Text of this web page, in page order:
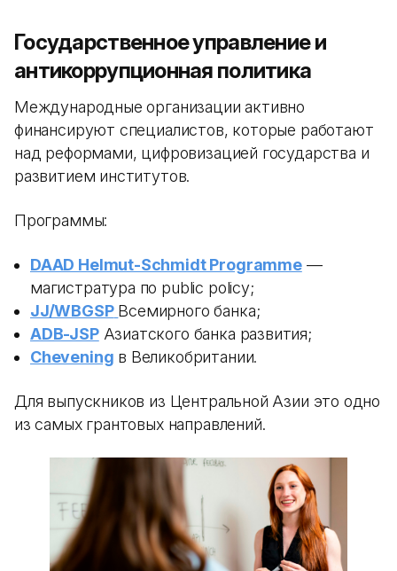
Государственное управление и
антикоррупционная политика
Международные организации активно
финансируют специалистов, которые работают
над реформами, цифровизацией государства и
развитием институтов.
Программы:
DAAD Helmut-Schmidt Programme—
магистратура по public policy;
JJ/WBGSP Всемирного банка;
ADB-JSPАзиатского банка развития;
Chevening в Великобритании.
Для выпускников из Центральной Азии это одно
из самых грантовых направлений.